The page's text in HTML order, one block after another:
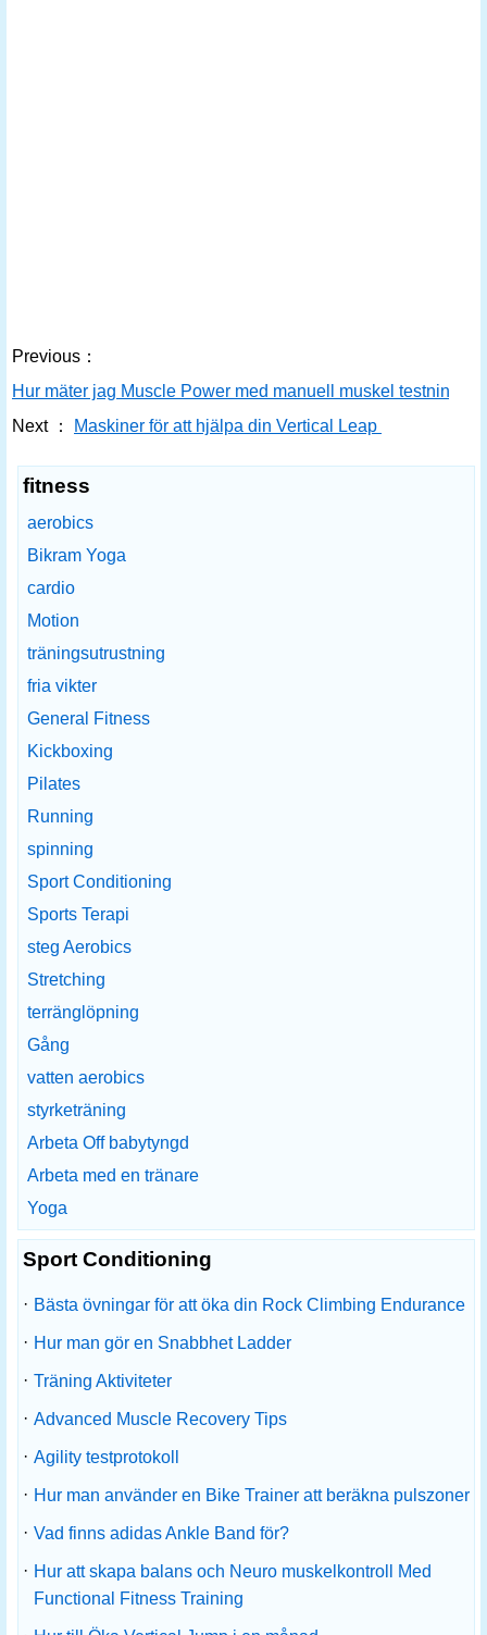
Previous：
Hur mäter jag Muscle Power med manuell muskel testning
Next ：
Maskiner för att hjälpa din Vertical Leap
fitness
aerobics
Bikram Yoga
cardio
Motion
träningsutrustning
fria vikter
General Fitness
Kickboxing
Pilates
Running
spinning
Sport Conditioning
Sports Terapi
steg Aerobics
Stretching
terränglöpning
Gång
vatten aerobics
styrketräning
Arbeta Off babytyngd
Arbeta med en tränare
Yoga
Sport Conditioning
· Bästa övningar för att öka din Rock Climbing Endurance
· Hur man gör en Snabbhet Ladder
· Träning Aktiviteter
· Advanced Muscle Recovery Tips
· Agility testprotokoll
· Hur man använder en Bike Trainer att beräkna pulszoner
· Vad finns adidas Ankle Band för?
· Hur att skapa balans och Neuro muskelkontroll Med
Functional Fitness Training